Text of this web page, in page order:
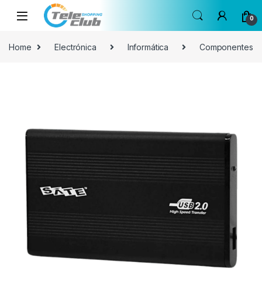
Skip to navigation
Skip to content
0
Home Electrónica Informática Componentes